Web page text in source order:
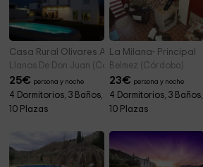
Casa Rural Olivares Altos
Llanos De Don Juan (Córdoba)
25€ persona y noche
4 Dormitorios, 3 Baños,
10 Plazas
La Milana- Principal
Belmez (Córdoba)
23€ persona y noche
4 Dormitorios, 3 Baños,
10 Plazas